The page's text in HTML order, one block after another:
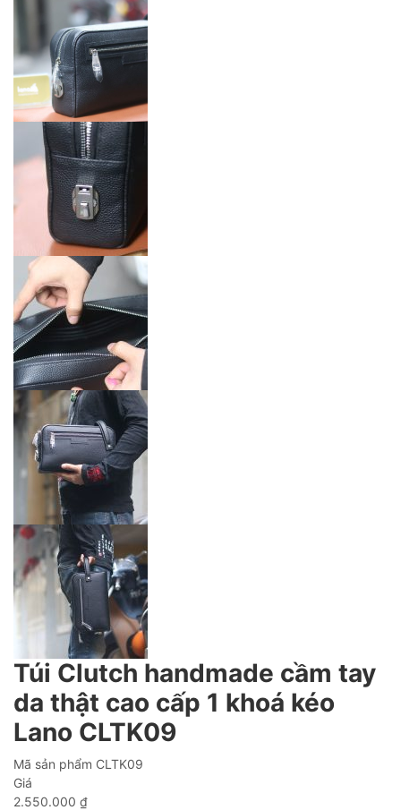
Túi Clutch handmade cầm tay
da thật cao cấp 1 khoá kéo
Lano CLTK09
Mã sản phẩm CLTK09
Giá
2.550.000 ₫